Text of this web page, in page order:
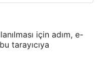
için adım, e-
tarayıcıya